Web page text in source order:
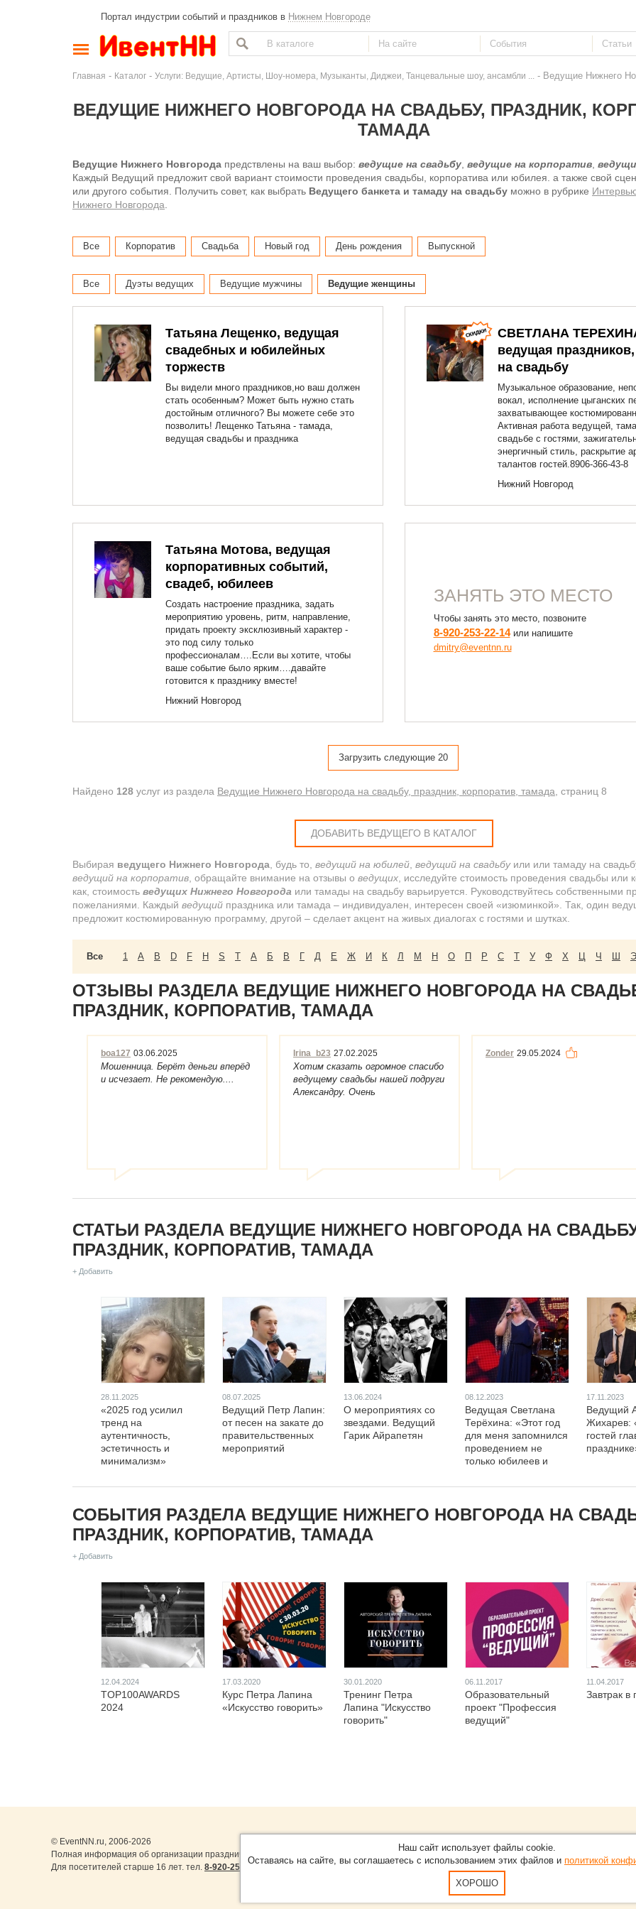
Портал индустрии событий и праздников в Нижнем Новгороде
Главная - Каталог - Услуги: Ведущие, Артисты, Шоу-номера, Музыканты, Диджеи, Танцевальные шоу, ансамбли ... - Ведущие Нижнего
ВЕДУЩИЕ НИЖНЕГО НОВГОРОДА НА СВАДЬБУ, ПРАЗДНИК,
ТАМАДА
Ведущие Нижнего Новгорода предствлены на ваш выбор: ведущие на свадьбу ведущие на корпоратив
Каждый Ведущий предложит свой вариант стоимости проведения свадьбы, корпоратива или юбилея. а также свой
или другого события. Получить совет, как выбрать Ведущего банкета и тамаду на свадьбу можно в рубрике
Нижнего Новгорода
Все Корпоратив Свадьба Новый год День рождения Выпускной
Все Дуэты ведущих Ведущие мужчины Ведущие женщины
Татьяна Лещенко, ведущая
свадебных и юбилейных
торжеств
Вы видели много праздников,но ваш должен
стать особенным? Может быть нужно стать
достойным отличного? Вы можете себе это
позволить! Лещенко Татьяна - тамада,
ведущая свадьбы и праздника
СВЕТЛАНА
ведущая
на свадьбу
Музыкальное образование,
вокал, исполнение цыганских
захватывающее
Активная работа ведущей,
свадьбе с гостями,
энергичный стиль, раскрытие
талантов гостей.8906-366-43-8
Нижний Новгород
Татьяна Мотова, ведущая
корпоративных событий,
свадеб, юбилеев
Создать настроение праздника, задать
мероприятию уровень, ритм, направление,
придать проекту эксклюзивный характер -
это под силу только
профессионалам….Если вы хотите, чтобы
ваше событие было ярким….давайте
готовится к празднику вместе!
Нижний Новгород
ЗАНЯТЬ ЭТО МЕСТО
Чтобы занять это место, позвоните
8-920-253-22-14или напишите
dmitry@eventnn.ru
Загрузить следующие 20
Найдено 128 услуг из раздела Ведущие Нижнего Новгорода на свадьбу, праздник, корпоратив, тамада , cтраниц 8
ДОБАВИТЬ ВЕДУЩЕГО В КАТАЛОГ
Выбирая ведущего Нижнего Новгорода , будь то, ведущий на юбилей ведущий на свадьбуили или тамаду на
ведущий на корпоратив , обращайте внимание на отзывы о ведущих , исследуйте стоимость проведения свадьбы или
как, стоимость ведущих Нижнего Новгорода или тамады на свадьбу варьируется. Руководствуйтесь собственными
пожеланиями. Каждый ведущий праздника или тамада – индивидуален, интересен своей «изюминкой». Так, один
предложит костюмированную программу, другой – сделает акцент на живых диалогах с гостями и шутках.
Все 1 A B D F H S T А Б В Г Д Е Ж И К Л М Н О П Р С Т У Ф Х Ц Ч Ш Э
ОТЗЫВЫ РАЗДЕЛА ВЕДУЩИЕ НИЖНЕГО НОВГОРОДА НА
ПРАЗДНИК, КОРПОРАТИВ, ТАМАДА
boa127 03.06.2025
Мошенница. Берёт деньги вперёд
и исчезает. Не рекомендую....
Irina_b23 27.02.2025
Хотим сказать огромное спасибо
ведущему свадьбы нашей подруги
Александру. Очень
Zonder 29.05.2024
СТАТЬИ РАЗДЕЛА ВЕДУЩИЕ НИЖНЕГО НОВГОРОДА НА
ПРАЗДНИК, КОРПОРАТИВ, ТАМАДА
+ Добавить
28.11.2025
«2025 год усилил
тренд на
аутентичность,
эстетичность и
минимализм»
08.07.2025
Ведущий Петр Лапин:
от песен на закате до
правительственных
мероприятий
13.06.2024
О мероприятиях со
звездами. Ведущий
Гарик Айрапетян
08.12.2023
Ведущая Светлана
Терёхина: «Этот год
для меня запомнился
проведением не
только юбилеев и
необычных
17.11.2023
Ведущий
Жихарев:
гостей
СОБЫТИЯ РАЗДЕЛА ВЕДУЩИЕ НИЖНЕГО НОВГОРОДА НА
ПРАЗДНИК, КОРПОРАТИВ, ТАМАДА
+ Добавить
12.04.2024
TOP100AWARDS
2024
17.03.2020
Курс Петра Лапина
«Искусство говорить»
30.01.2020
Тренинг Петра
Лапина "Искусство
говорить"
06.11.2017
Образовательный
проект "Профессия
ведущий"
11.04.2017
Завтрак в
© EventNN.ru, 2006-2026
Полная информация об организации праздничных мероприятий в Нижнем Новгороде.
Для посетителей старше 16 лет. тел. 8-920-253-22-14 8-999-077-15-51
О проекте
Карта сайта
Обращайтесь на портал
С новостями, пресс-
По вопросам добавления
Пользовательское
Наш сайт использует файлы cookie.
Оставаясь на сайте, вы соглашаетесь с использованием этих файлов и политикой
ХОРОШО